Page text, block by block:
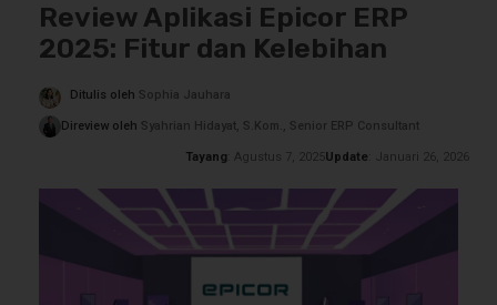
Review Aplikasi Epicor ERP
2025: Fitur dan Kelebihan
Ditulis oleh Sophia Jauhara
Direview oleh Syahrian Hidayat, S.Kom., Senior ERP Consultant
Tayang : Agustus 7, 2025Update : Januari 26, 2026